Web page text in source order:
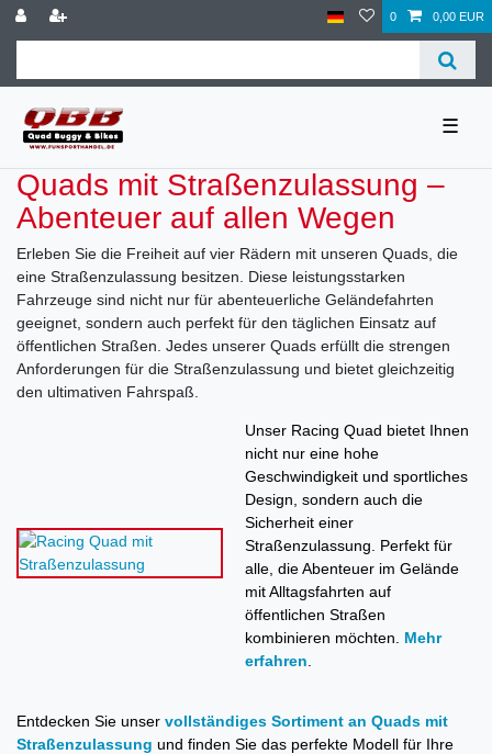
0 0,00 EUR
☰
Quads mit Straßenzulassung –
Abenteuer auf allen Wegen
Erleben Sie die Freiheit auf vier Rädern mit unseren Quads, die
eine Straßenzulassung besitzen. Diese leistungsstarken
Fahrzeuge sind nicht nur für abenteuerliche Geländefahrten
geeignet, sondern auch perfekt für den täglichen Einsatz auf
öffentlichen Straßen. Jedes unserer Quads erfüllt die strengen
Anforderungen für die Straßenzulassung und bietet gleichzeitig
den ultimativen Fahrspaß.
Unser Racing Quad bietet Ihnen
nicht nur eine hohe
Geschwindigkeit und sportliches
Design, sondern auch die
Sicherheit einer
Straßenzulassung. Perfekt für
alle, die Abenteuer im Gelände
mit Alltagsfahrten auf
öffentlichen Straßen
kombinieren möchten. Mehr
erfahren
Entdecken Sie unser vollständiges Sortiment an Quads mit
Straßenzulassung und finden Sie das perfekte Modell für Ihre